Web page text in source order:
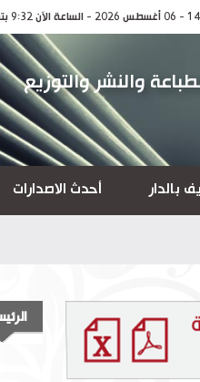
والنشر والتوزيع
بالدار أحدث الاصدارات